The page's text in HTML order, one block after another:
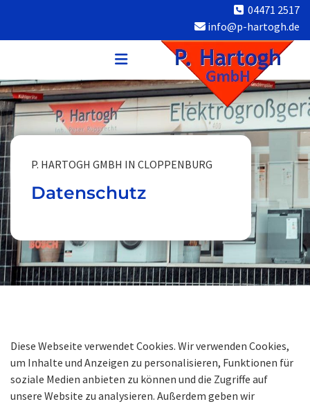
 04471 2517
 info@p-hartogh.de
P. HARTOGH GMBH IN CLOPPENBURG
Datenschutz
Diese Webseite verwendet Cookies. Wir verwenden Cookies,
um Inhalte und Anzeigen zu personalisieren, Funktionen für
soziale Medien anbieten zu können und die Zugriffe auf
unsere Website zu analysieren. Außerdem geben wir